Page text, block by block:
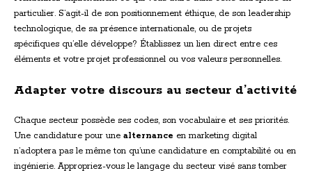
particulier. S’agit-il de son positionnement éthique, de son leadership
technologique, de sa présence internationale, ou de projets
spécifiques qu’elle développe? Établissez un lien direct entre ces
éléments et votre projet professionnel ou vos valeurs personnelles.
Adapter votre discours au secteur d’activité
Chaque secteur possède ses codes, son vocabulaire et ses priorités.
Une candidature pour une alternance en marketing digital
n’adoptera pas le même ton qu’une candidature en comptabilité ou en
ingénierie. Appropriez-vous le langage du secteur visé sans tomber